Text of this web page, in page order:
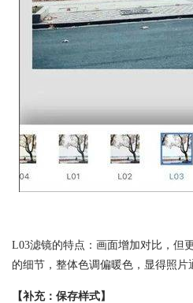
L03滤镜的特点：画面增加对比，但
的细节，整体色调偏暖色，显得照片
【补充：保存样式】